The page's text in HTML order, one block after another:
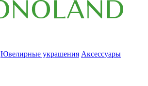
Ювелирные украшения Аксессуары